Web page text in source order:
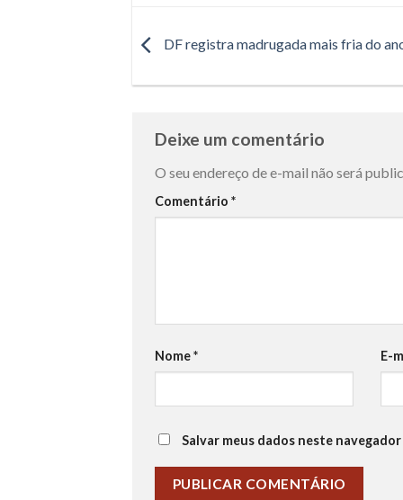
DF registra madrugada mais fria do
Deixe um comentário
O seu endereço de e-mail não será
Comentário *
Nome* E-
Salvar meus dados neste